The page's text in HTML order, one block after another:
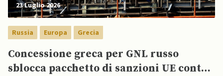
23 Luglio 2026
Russia Europa Grecia
Concessione greca per GNL russo
sblocca pacchetto di sanzioni UE contro